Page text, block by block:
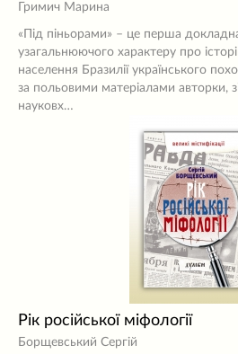
Гримич Марина
«Під піньорами» – це перша
узагальнюючого характеру про
населення Бразилії українського
за польовими матеріалами авторки,
науковх…
Рік російської міфології
Борщевський Сергій